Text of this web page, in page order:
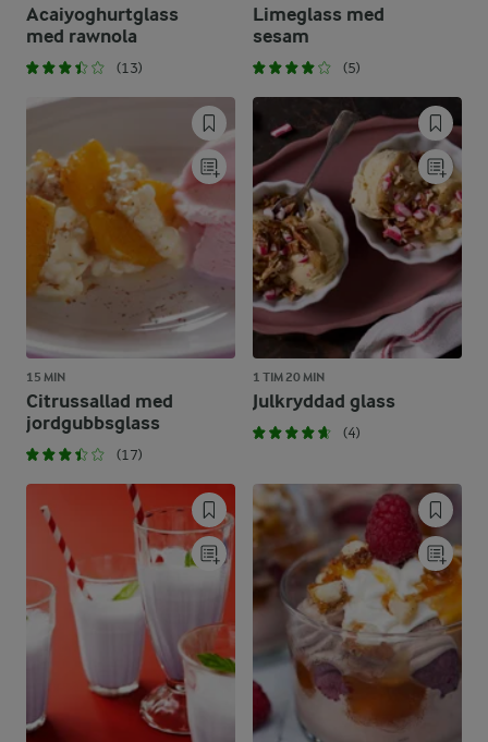
Acaiyoghurtglass
med rawnola
(13)
Limeglass med
sesam
(5)
15 MIN
Citrussallad med
jordgubbsglass
(17)
1 TIM 20 MIN
Julkryddad glass
(4)